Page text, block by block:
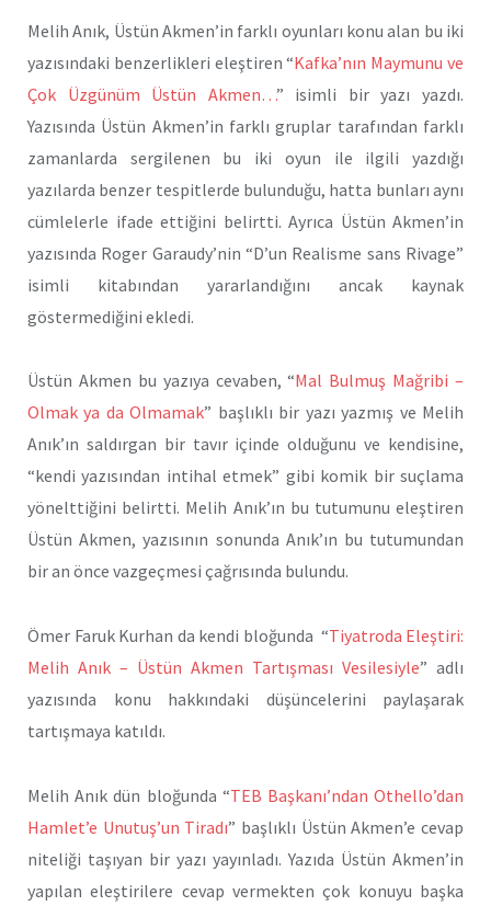
Melih Anık, Üstün Akmen’in farklı oyunları konu alan bu iki
yazısındaki benzerlikleri eleştiren “Kafka’nın Maymunu ve
Çok Üzgünüm Üstün Akmen… ” isimli bir yazı yazdı.
Yazısında Üstün Akmen’in farklı gruplar tarafından farklı
zamanlarda sergilenen bu iki oyun ile ilgili yazdığı
yazılarda benzer tespitlerde bulunduğu, hatta bunları aynı
cümlelerle ifade ettiğini belirtti. Ayrıca Üstün Akmen’in
yazısında Roger Garaudy’nin “D’un Realisme sans Rivage”
isimli kitabından yararlandığını ancak kaynak
göstermediğini ekledi.
Üstün Akmen bu yazıya cevaben, “Mal Bulmuş Mağribi –
Olmak ya da Olmamak” başlıklı bir yazı yazmış ve Melih
Anık’ın saldırgan bir tavır içinde olduğunu ve kendisine,
“kendi yazısından intihal etmek” gibi komik bir suçlama
yönelttiğini belirtti. Melih Anık’ın bu tutumunu eleştiren
Üstün Akmen, yazısının sonunda Anık’ın bu tutumundan
bir an önce vazgeçmesi çağrısında bulundu.
Ömer Faruk Kurhan da kendi bloğunda “Tiyatroda Eleştiri:
Melih Anık – Üstün Akmen Tartışması Vesilesiyle” adlı
yazısında konu hakkındaki düşüncelerini paylaşarak
tartışmaya katıldı.
Melih Anık dün bloğunda “TEB Başkanı’ndan Othello’dan
Hamlet’e Unutuş’un Tiradı” başlıklı Üstün Akmen’e cevap
niteliği taşıyan bir yazı yayınladı. Yazıda Üstün Akmen’in
yapılan eleştirilere cevap vermekten çok konuyu başka